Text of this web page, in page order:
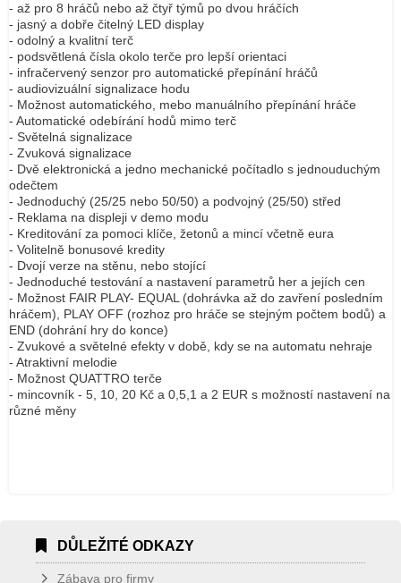
- až pro 8 hráčů nebo až čtyř týmů po dvou hráčích
- jasný a dobře čitelný LED display
- odolný a kvalitní terč
- podsvětlená čísla okolo terče pro lepší orientaci
- infračervený senzor pro automatické přepínání hráčů
- audiovizuální signalizace hodu
- Možnost automatického, mebo manuálního přepínání hráče
- Automatické odebírání hodů mimo terč
- Světelná signalizace
- Zvuková signalizace
- Dvě elektronická a jedno mechanické počítadlo s jednouduchým
odečtem
- Jednoduchý (25/25 nebo 50/50) a podvojný (25/50) střed
- Reklama na displeji v demo modu
- Kreditování za pomoci klíče, žetonů a mincí včetně eura
- Volitelně bonusové kredity
- Dvojí verze na stěnu, nebo stojící
- Jednoduché testování a nastavení parametrů her a jejích cen
- Možnost FAIR PLAY- EQUAL (dohrávka až do zavření posledním
hráčem), PLAY OFF (rozhoz pro hráče se stejným počtem bodů) a
END (dohrání hry do konce)
- Zvukové a světelné efekty v době, kdy se na automatu nehraje
- Atraktivní melodie
- Možnost QUATTRO terče
- mincovník - 5, 10, 20 Kč a 0,5,1 a 2 EUR s možností nastavení na
různé měny
DŮLEŽITÉ ODKAZY
Zábava pro firmy